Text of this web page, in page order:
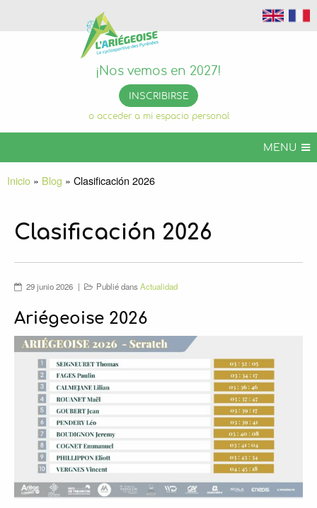
¡Nos vemos en 2027!
INSCRIBIRSE
o acceder a mi espacio personal
MENU
ARIÉGEOISE CYCLOSPORTIVO
ARIEGEOISE EVENTOS
NOTICIAS
Socios
Vídeos
Inicio» Blog » Clasificación 2026
Clasificación 2026
29 junio 2026 Publié dansActualidad
Ariégeoise 2026